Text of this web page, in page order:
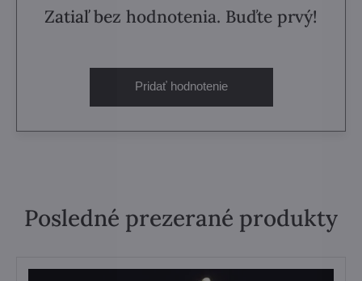
Zatiaľ bez hodnotenia. Buďte prvý!
Pridať hodnotenie
Posledné prezerané produkty